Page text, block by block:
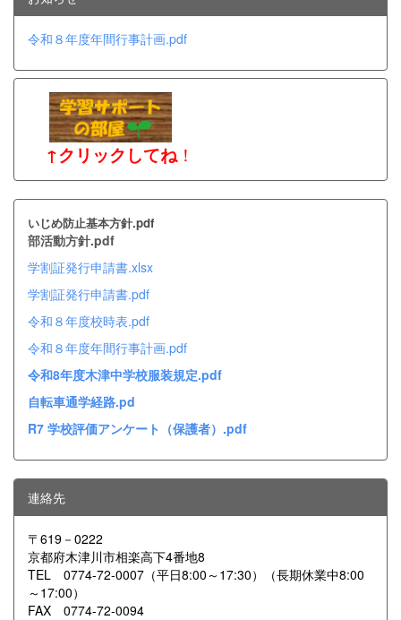
令和８年度年間行事計画.pdf
↑クリックしてね ！
いじめ防止基本方針.pdf
部活動方針.pdf
学割証発行申請書.xlsx
学割証発行申請書.pdf
令和８年度校時表.pdf
令和８年度年間行事計画.pdf
令和8年度木津中学校服装規定.pdf
自転車通学経路.pd
R7 学校評価アンケート（保護者）.pdf
連絡先
〒619－0222
京都府木津川市相楽高下4番地8
TEL 0774-72-0007（平日8:00～17:30）（長期休業中8:00
～17:00）
FAX 0774-72-0094